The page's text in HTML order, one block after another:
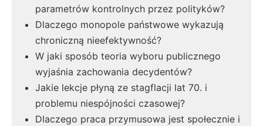
parametrów kontrolnych przez polityków?
Dlaczego monopole państwowe wykazują
chroniczną nieefektywność?
W jaki sposób teoria wyboru publicznego
wyjaśnia zachowania decydentów?
Jakie lekcje płyną ze stagflacji lat 70. i
problemu niespójności czasowej?
Dlaczego praca przymusowa jest społecznie i